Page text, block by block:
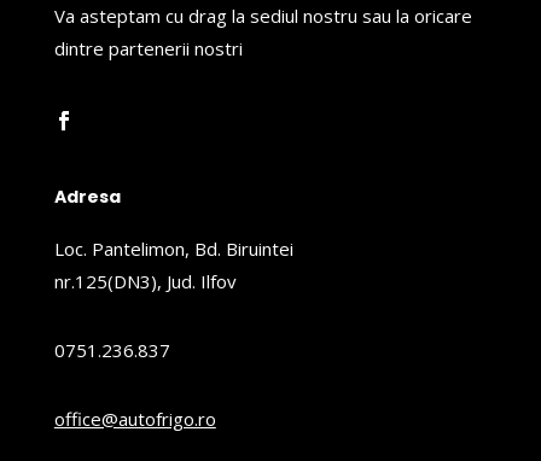
Va asteptam cu drag la sediul nostru sau la oricare
dintre partenerii nostri
Adresa
Loc. Pantelimon, Bd. Biruintei
nr.125(DN3), Jud. Ilfov
0751.236.837
office@autofrigo.ro